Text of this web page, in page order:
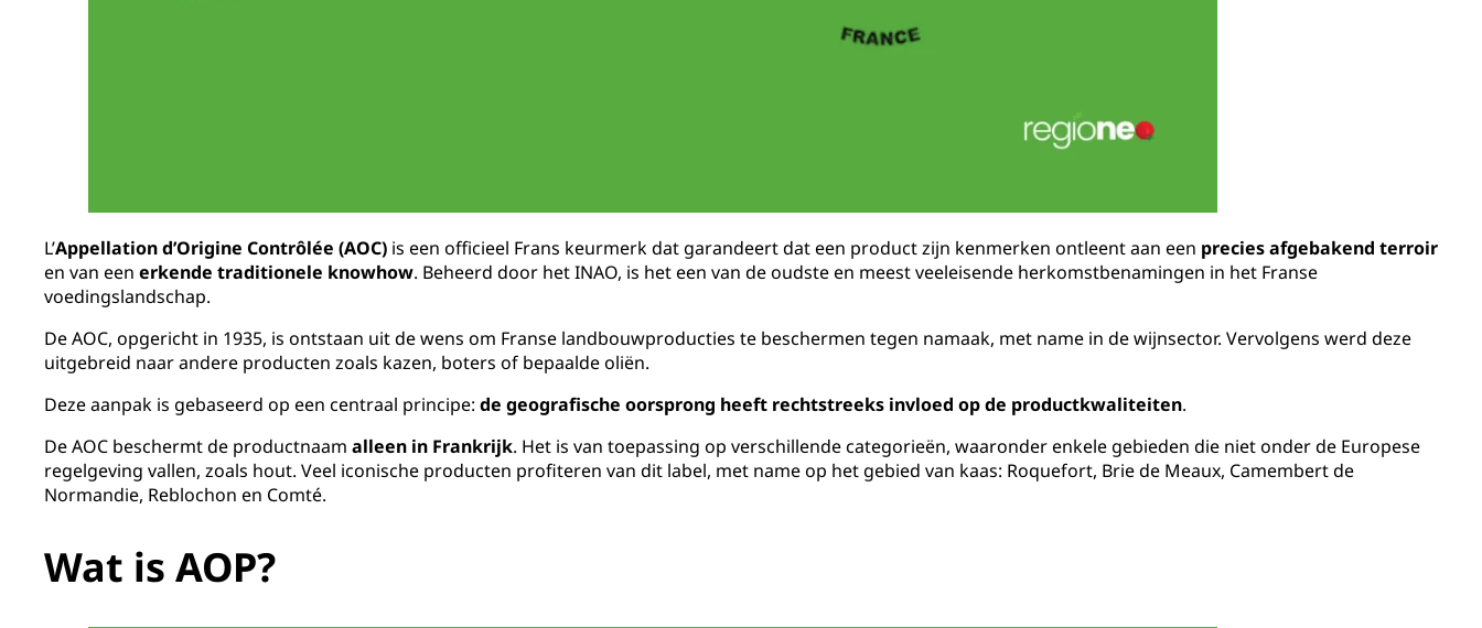
L’Appellation d’Origine Contrôlée (AOC) is een officieel Frans keurmerk dat garandeert dat een product zijn kenmerken ontleent aan een precies afgebakend terroir
en van een erkende traditionele knowhow. Beheerd door het INAO, is het een van de oudste en meest veeleisende herkomstbenamingen in het Franse
voedingslandschap.
De AOC, opgericht in 1935, is ontstaan uit de wens om Franse landbouwproducties te beschermen tegen namaak, met name in de wijnsector. Vervolgens werd deze
uitgebreid naar andere producten zoals kazen, boters of bepaalde oliën.
Deze aanpak is gebaseerd op een centraal principe: de geografische oorsprong heeft rechtstreeks invloed op de productkwaliteiten.
De AOC beschermt de productnaam alleen in Frankrijk. Het is van toepassing op verschillende categorieën, waaronder enkele gebieden die niet onder de Europese
regelgeving vallen, zoals hout. Veel iconische producten profiteren van dit label, met name op het gebied van kaas: Roquefort, Brie de Meaux, Camembert de
Normandie, Reblochon en Comté.
Wat is AOP?